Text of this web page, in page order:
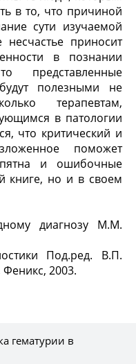
в то, что причиной
сути изучаемой
приносит
в познании
представленные
полезными не
терапевтам,
в патологии
что критический и
поможет
и ошибочные
книге, но и в своем
диагнозу М.М.
Под.ред. В.П.
2003.
гематурии в